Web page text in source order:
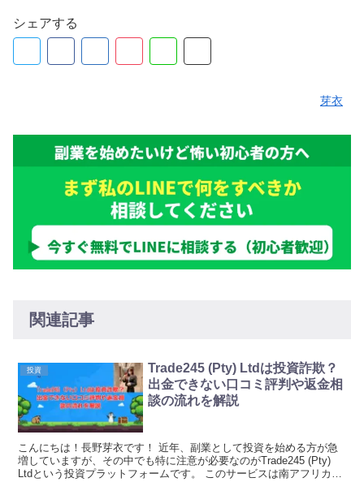
シェアする
芽衣
関連記事
投資
Trade245 (Pty) Ltdは投資詐欺？
出金できない口コミ評判や返金相
談の流れを解説
こんにちは！長野芽衣です！ 近年、副業として投資を始める方が急
増していますが、その中でも特に注意が必要なのがTrade245 (Pty)
Ltdという投資プラットフォームです。 このサービスは南アフリカに